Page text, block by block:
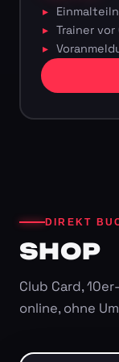
Trainer
DIREKT
SHOP
Club Card,
online, ohne